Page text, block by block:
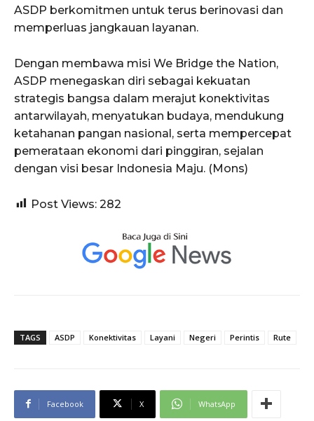
ASDP berkomitmen untuk terus berinovasi dan
memperluas jangkauan layanan.
Dengan membawa misi We Bridge the Nation,
ASDP menegaskan diri sebagai kekuatan
strategis bangsa dalam merajut konektivitas
antarwilayah, menyatukan budaya, mendukung
ketahanan pangan nasional, serta mempercepat
pemerataan ekonomi dari pinggiran, sejalan
dengan visi besar Indonesia Maju. (Mons)
Post Views: 282
TAGS ASDP Konektivitas Layani Negeri Perintis Rute
Facebook X WhatsApp